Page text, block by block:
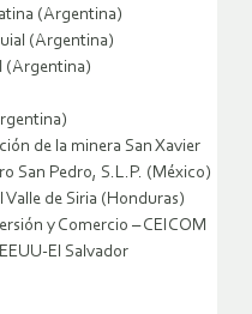
(Argentina)
(Argentina)
(Argentina)
de la minera San Xavier
San Pedro, S.L.P. (México)
de Siria (Honduras)
y Comercio – CEICOM
El Salvador